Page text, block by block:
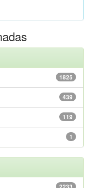
1825
439
119
1